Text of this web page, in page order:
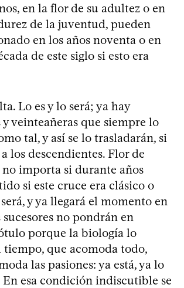
en la flor de su adultez o en
de la juventud, pueden
en los años noventa o en
de este siglo si esto era
Lo es y lo será; ya hay
veinteañeras que siempre lo
tal, y así se lo trasladarán, si
los descendientes. Flor de
no importa si durante años
si este cruce era clásico o
y ya llegará el momento en
no pondrán en
porque la biología lo
que acomoda todo,
las pasiones: ya está, ya lo
En esa condición indiscutible se